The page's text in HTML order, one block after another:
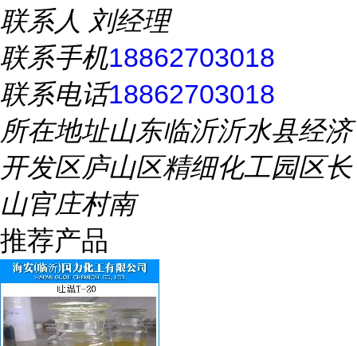
联系人 刘经理
联系手机18862703018
联系电话18862703018
所在地址山东临沂沂水县经济
开发区庐山区精细化工园区长
山官庄村南
推荐产品